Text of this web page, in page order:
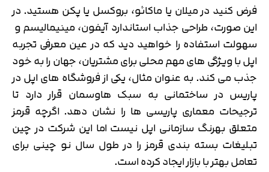
فرض کنید در میلان یا ماکائو، بروکسل یا پکن هستید. در
این صورت، طراحی جذاب استاندارد آیفون، مینیمالیسم و ​​
سهولت استفاده را خواهید دید که در عین معرفی تجربه
اپل با ویژگی های مهم محلی برای مشتریان، جهان را به خود
جذب می کند. به عنوان مثال، یکی از فروشگاه های اپل در
پاریس در ساختمانی به سبک هاوسمان قرار دارد تا
ترجیحات معماری پاریسی ها را نشان دهد. اگرچه قرمز
متعلق بهرنگ سازمانی اپل نیست اما این شرکت در چین
تبلیغات بسته بندی قرمز را در طول سال نو چینی برای
تعامل بهتر با بازار ایجاد کرده است.